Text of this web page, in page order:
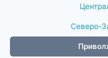
Северо-